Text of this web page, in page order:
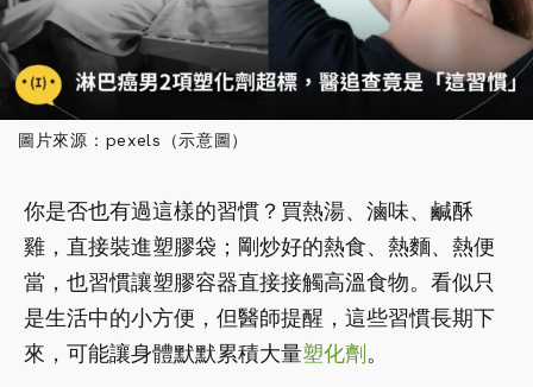
圖片來源：pexels（示意圖）
你是否也有過這樣的習慣？買熱湯、滷味、鹹酥
雞，直接裝進塑膠袋；剛炒好的熱食、熱麵、熱便
當，也習慣讓塑膠容器直接接觸高溫食物。看似只
是生活中的小方便，但醫師提醒，這些習慣長期下
來，可能讓身體默默累積大量塑化劑 。